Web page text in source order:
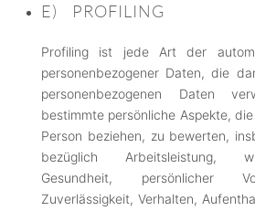
E) PROFILING
Profiling ist jede Art der
personenbezogener Daten, die
personenbezogenen Daten
bestimmte persönliche Aspekte,
Person beziehen, zu bewerten,
bezüglich Arbeitsleistung,
Gesundheit, persönlicher
Zuverlässigkeit, Verhalten,